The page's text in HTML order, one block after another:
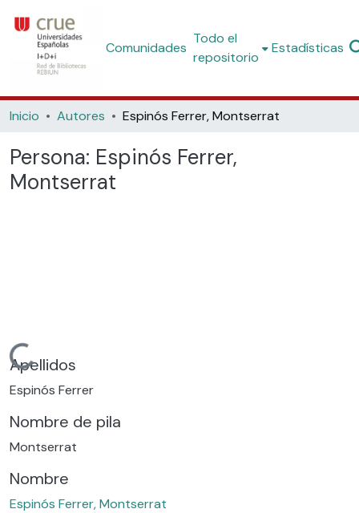
Comunidades
Todo el
repositorio
Estadísticas
Inicio Autores Espinós Ferrer, Montserrat
Persona: Espinós Ferrer,
Montserrat
Cargando...
Apellidos
Espinós Ferrer
Nombre de pila
Montserrat
Nombre
Espinós Ferrer, Montserrat